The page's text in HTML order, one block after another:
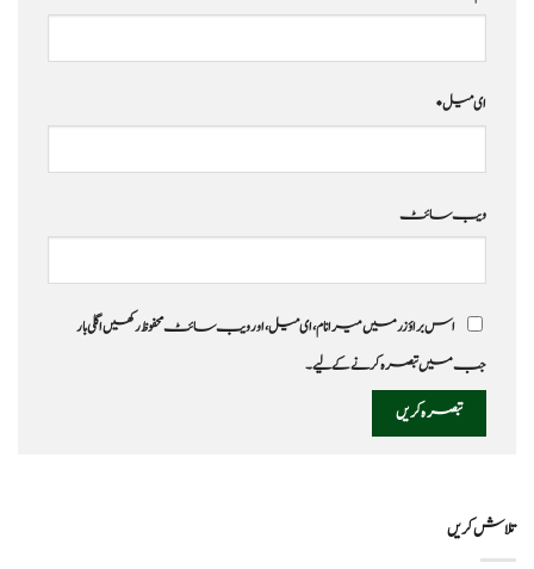
ای میل*
ویب‌ سائٹ
اس براؤزر میں میرا نام، ای میل، اور ویب سائٹ محفوظ رکھیں اگلی بار
جب میں تبصرہ کرنے کےلیے۔
تلاش کریں